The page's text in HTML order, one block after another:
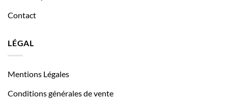
Contact
LÉGAL
Mentions Légales
Conditions générales de vente